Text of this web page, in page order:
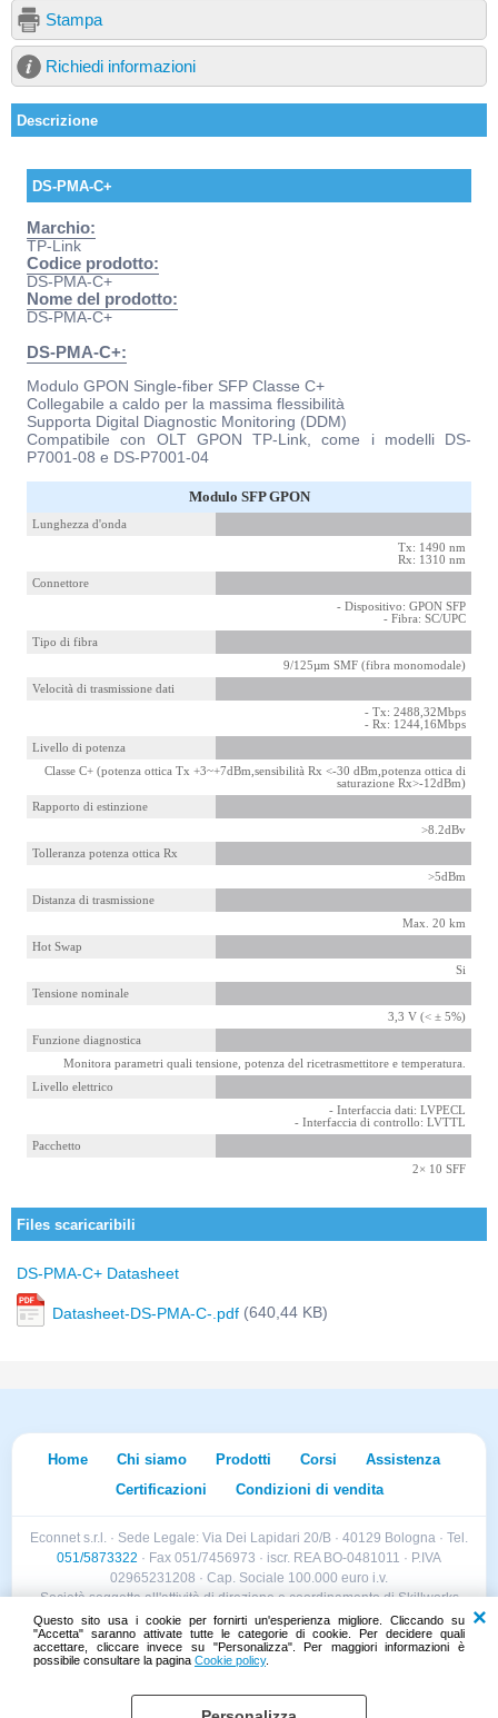
Questo sito usa i cookie per fornirti un'esperienza migliore. Cliccando su
"Accetta" saranno attivate tutte le categorie di cookie. Per decidere quali
accettare, cliccare invece su "Personalizza". Per maggiori informazioni è
possibile consultare la pagina Cookie policy.
Stampa
Richiedi informazioni
Descrizione
DS-PMA-C+
Marchio:
TP-Link
Codice prodotto:
DS-PMA-C+
Nome del prodotto:
DS-PMA-C+
DS-PMA-C+:
Modulo GPON Single-fiber SFP Classe C+
Collegabile a caldo per la massima flessibilità
Supporta Digital Diagnostic Monitoring (DDM)
Compatibile con OLT GPON TP-Link, come i modelli DS-
P7001-08 e DS-P7001-04
Modulo SFP GPON
Lunghezza d'onda
Tx: 1490 nm
Rx: 1310 nm
Connettore
- Dispositivo: GPON SFP
- Fibra: SC/UPC
Tipo di fibra
9/125µm SMF (fibra monomodale)
Velocità di trasmissione dati
- Tx: 2488,32Mbps
- Rx: 1244,16Mbps
Livello di potenza
Classe C+ (potenza ottica Tx +3~+7dBm,sensibilità Rx <-30 dBm,potenza ottica di
saturazione Rx>-12dBm)
Rapporto di estinzione
>8.2dBv
Tolleranza potenza ottica Rx
>5dBm
Distanza di trasmissione
Max. 20 km
Hot Swap
Si
Tensione nominale
3,3 V (< ± 5%)
Funzione diagnostica
Monitora parametri quali tensione, potenza del ricetrasmettitore e temperatura.
Livello elettrico
- Interfaccia dati: LVPECL
- Interfaccia di controllo: LVTTL
Pacchetto
2× 10 SFF
Files scaricaribili
DS-PMA-C+ Datasheet
Datasheet-DS-PMA-C-.pdf (640,44 KB)
Home Chi siamo Prodotti Corsi
Assistenza
Certificazioni
Condizioni di vendita
Econnet s.r.l. · Sede Legale: Via Dei Lapidari 20/B · 40129 Bologna · Tel.
051/5873322 · Fax 051/7456973 · iscr. REA BO-0481011 · P.IVA
02965231208 · Cap. Sociale 100.000 euro i.v.
Società soggetta all'attività di direzione e coordinamento di Skillworks
Holding s.r.l. · Sede Legale: Via Vittorio Emanuele II 28 · Roncadelle (BS)
- C.F. 04151440981